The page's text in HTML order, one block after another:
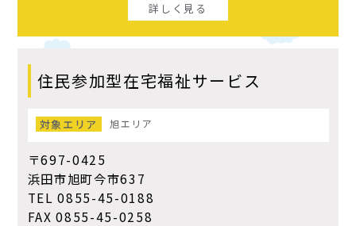
詳しく見る
住民参加型在宅福祉サービス
対象エリア 旭エリア
〒697-0425
浜田市旭町今市637
TEL 0855-45-0188
FAX 0855-45-0258